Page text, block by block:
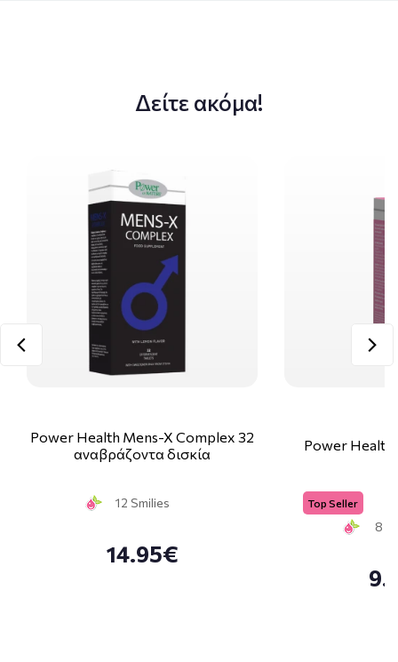
Δείτε ακόμα!
Power Health Mens-X Complex 32
αναβράζοντα δισκία
12 Smilies
14.95€
Power Health
Top Seller
8